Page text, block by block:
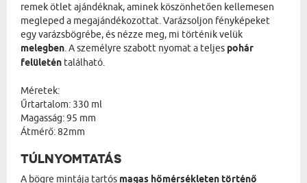
remek ötlet ajándéknak, aminek köszönhetően kellemesen
megleped a megajándékozottat. Varázsoljon fényképeket
egy varázsbögrébe, és nézze meg, mi történik velük
melegben. A személyre szabott nyomat a teljes pohár
felületén található.
Méretek:
Űrtartalom: 330 ml
Magasság: 95 mm
Átmérő: 82mm
TÚLNYOMTATÁS
A bögre mintája tartós magas hőmérsékleten történő